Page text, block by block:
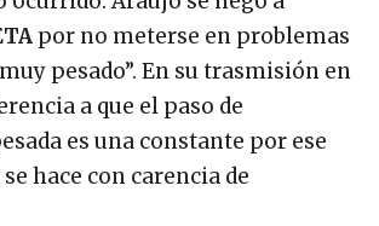
por no meterse en problemas
pesado”. En su trasmisión en
a que el paso de
es una constante por ese
hace con carencia de